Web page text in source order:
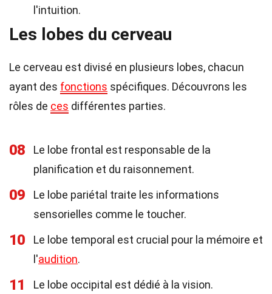
l'intuition.
Les lobes du cerveau
Le cerveau est divisé en plusieurs lobes, chacun
ayant des fonctions spécifiques. Découvrons les
rôles de ces différentes parties.
08
Le lobe frontal est responsable de la
planification et du raisonnement.
09
Le lobe pariétal traite les informations
sensorielles comme le toucher.
10
Le lobe temporal est crucial pour la mémoire et
l'audition.
11 Le lobe occipital est dédié à la vision.